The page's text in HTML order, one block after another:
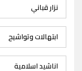
نزار قباني
ابتهالات وتواشيح
اناشيد اسلامية